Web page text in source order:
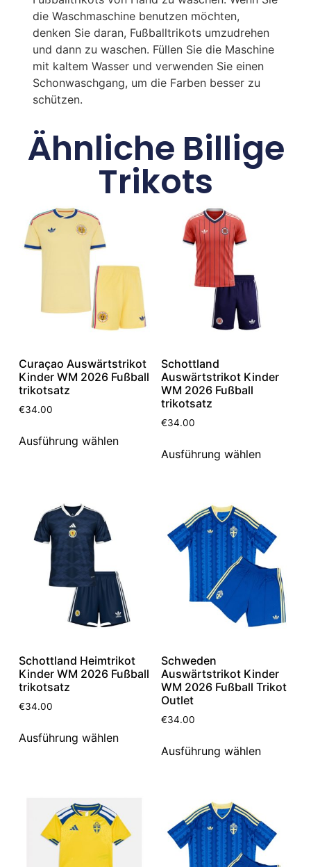
die Waschmaschine benutzen möchten,
denken Sie daran, Fußballtrikots umzudrehen
und dann zu waschen. Füllen Sie die Maschine
mit kaltem Wasser und verwenden Sie einen
Schonwaschgang, um die Farben besser zu
schützen.
Ähnliche Billige
Trikots
Curaçao Auswärtstrikot
Kinder WM 2026 Fußball
trikotsatz
€34.00
Ausführung wählen
Schottland
Auswärtstrikot Kinder
WM 2026 Fußball
trikotsatz
€34.00
Ausführung wählen
Schottland Heimtrikot
Kinder WM 2026 Fußball
trikotsatz
€34.00
Ausführung wählen
Schweden
Auswärtstrikot Kinder
WM 2026 Fußball Trikot
Outlet
€34.00
Ausführung wählen